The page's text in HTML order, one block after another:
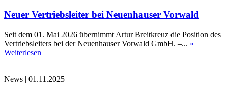
Neuer Vertriebsleiter bei Neuenhauser Vorwald
Seit dem 01. Mai 2026 übernimmt Artur Breitkreuz die Position des
Vertriebsleiters bei der Neuenhauser Vorwald GmbH. –... »
Weiterlesen
News | 01.11.2025